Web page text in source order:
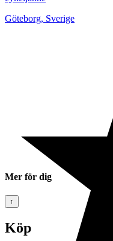
Göteborg, Sverige
Mer för dig
↑
Köp